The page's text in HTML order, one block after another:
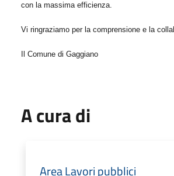
con la massima efficienza.
Vi ringraziamo per la comprensione e la
Il Comune di Gaggiano
A cura di
Area Lavori pubblici